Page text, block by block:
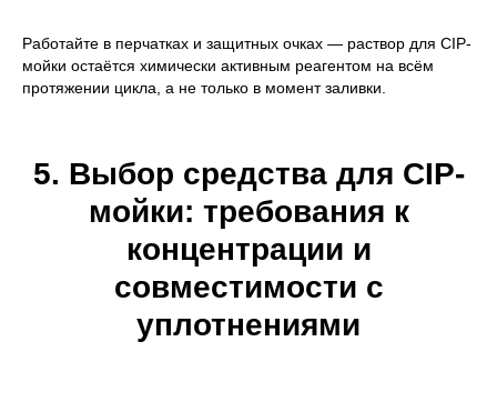
Работайте в перчатках и защитных очках — раствор для CIP-
мойки остаётся химически активным реагентом на всём
протяжении цикла, а не только в момент заливки.
5. Выбор средства для CIP-
мойки: требования к
концентрации и
совместимости с
уплотнениями